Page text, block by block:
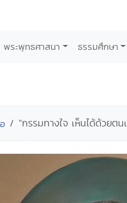
พระพุทธศาสนา ธรรมศึกษา
"กรรมทางใจ เห็นได้ด้วยตน